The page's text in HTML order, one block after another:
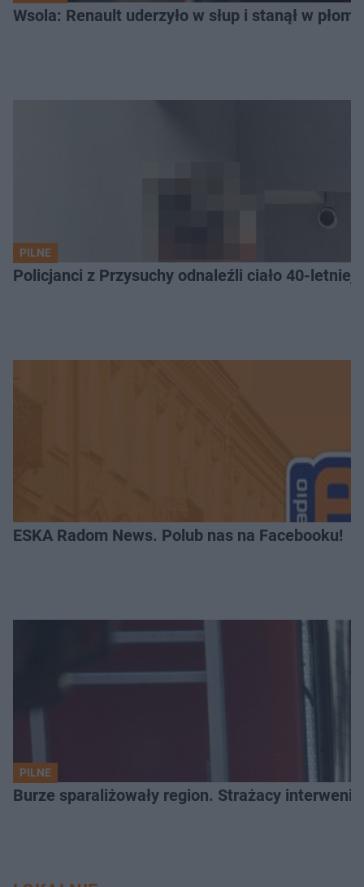
Wsola: Renault uderzyło w słup i stanął w
PILNE
Policjanci z Przysuchy odnaleźli ciało 40-letniej
ESKA Radom News. Polub nas na Facebooku!
PILNE
Burze sparaliżowały region. Strażacy